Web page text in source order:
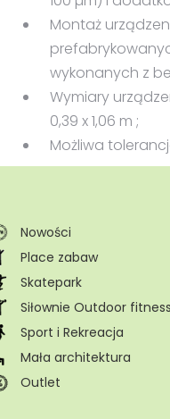
Nowości
Place zabaw
Skatepark
Siłownie Outdoor fitness
Sport i Rekreacja
Mała architektura
Outlet
Montaż
wykonanych z
Wymiary
0,39 x 1,06 m ;
Możliwa